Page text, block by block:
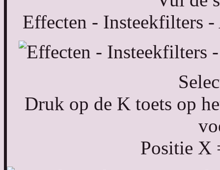
Effecten - Insteekfilters
Druk op de K toets op
Positie X